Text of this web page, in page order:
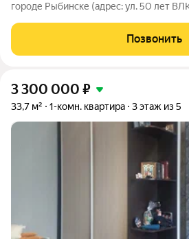
городе Рыбинске (адрес: ул. 50 лет
квартире выполнен
Позвонить
3 300 000 ₽
33,7 м² 1-комн. квартира 3 этаж из 5